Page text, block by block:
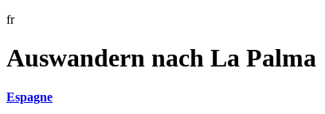
fr
Auswandern nach La Palma
Espagne